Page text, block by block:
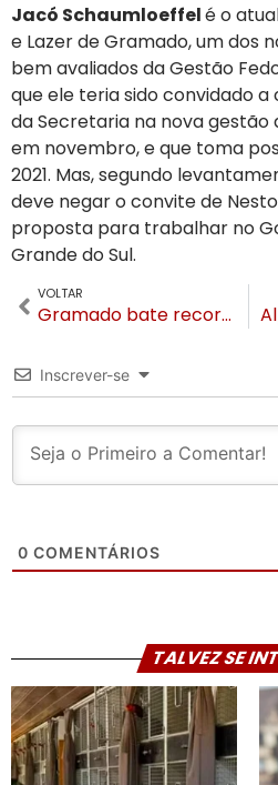
Jacó Schaumloeffelé o
e Lazer de Gramado, um dos
bem avaliados da Gestão
que ele teria sido convidado
da Secretaria na nova gestão
em novembro, e que toma
2021. Mas, segundo
deve negar o convite de
proposta para trabalhar no
Grande do Sul.
VOLTAR
Gramado bate recorde de casos de Coronavírus em uma semana
Inscrever-se
0 COMENTÁRIOS
TALVEZ SE